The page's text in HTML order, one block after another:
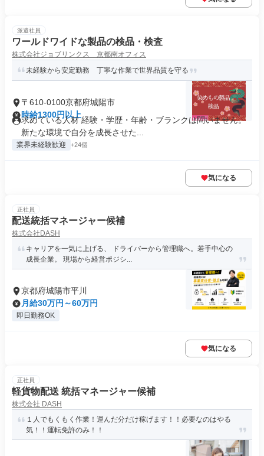
派遣社員
ワールドワイドな製品の検品・検査
株式会社ジョブリンクス 京都南オフィス
未経験から安定勤務 丁寧な作業で世界品質を守る
〒610-0100京都府城陽市
時給1300円以上
求めている人材 経験・学歴・年齢・ブランクは問いません。
新たな環境で自分を成長させた...
業界未経験歓迎 +24個
気になる
正社員
配送統括マネージャー候補
株式会社DASH
キャリアを一気に上げる、 ドライバーから管理職へ。若手中心の
成長企業。 現場から経営ポジシ...
京都府城陽市平川
月給30万円～60万円
即日勤務OK
気になる
正社員
軽貨物配送 統括マネージャー候補
株式会社 DASH
１人でもくもく作業！運んだ分だけ稼げます！！必要なのはやる
気！！運転免許のみ！！